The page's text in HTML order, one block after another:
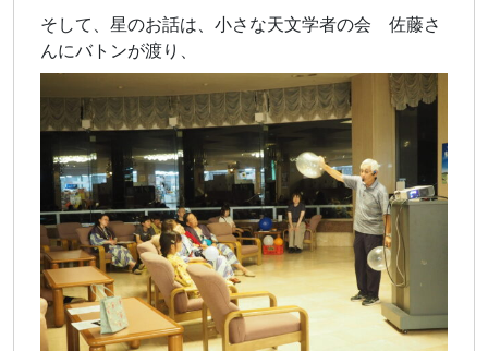
そして、星のお話は、小さな天文学者の会 佐藤さ
んにバトンが渡り、